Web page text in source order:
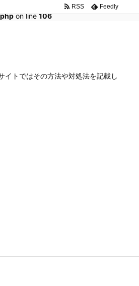
on line106
イトではその方法や対処法を記載し
RSS Feedly